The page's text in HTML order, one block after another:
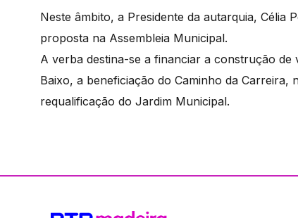
Neste âmbito, a Presidente da autarquia,
proposta na Assembleia Municipal.
A verba destina-se a financiar a construção
Baixo, a beneficiação do Caminho da Carreira,
requalificação do Jardim Municipal.